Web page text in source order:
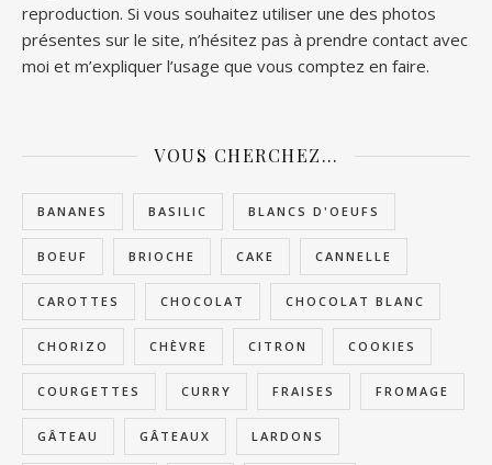
reproduction. Si vous souhaitez utiliser une des photos
présentes sur le site, n’hésitez pas à prendre contact avec
moi et m’expliquer l’usage que vous comptez en faire.
VOUS CHERCHEZ…
BANANES BASILIC BLANCS D'OEUFS
BOEUF BRIOCHE CAKE CANNELLE
CAROTTES CHOCOLAT CHOCOLAT BLANC
CHORIZO CHÈVRE CITRON COOKIES
COURGETTES CURRY FRAISES FROMAGE
GÂTEAU GÂTEAUX LARDONS